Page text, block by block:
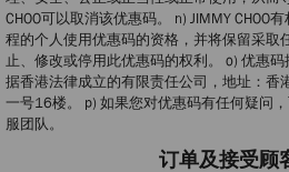
CHOO可以取消该优惠码。 n) JIMMY CHOO
程的个人使用优惠码的资格，并将保留采取
止、修改或停用此优惠码的权利。 o) 优惠码
据香港法律成立的有限责任公司，地址：香
一号16楼。 p) 如果您对优惠码有任何疑问
服团队。
订单及接受顾